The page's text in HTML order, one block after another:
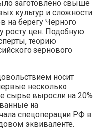
заготовлено свыше
культур и сложности
на берегу Черного
росту цен. Подобную
теорию
зернового
носит
несколько
сырье выросли на 20%
на
спецоперации РФ в
эквиваленте.